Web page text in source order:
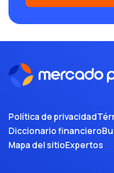
Política de privacidad
Diccionario financiero
Mapa del sitioExpertos